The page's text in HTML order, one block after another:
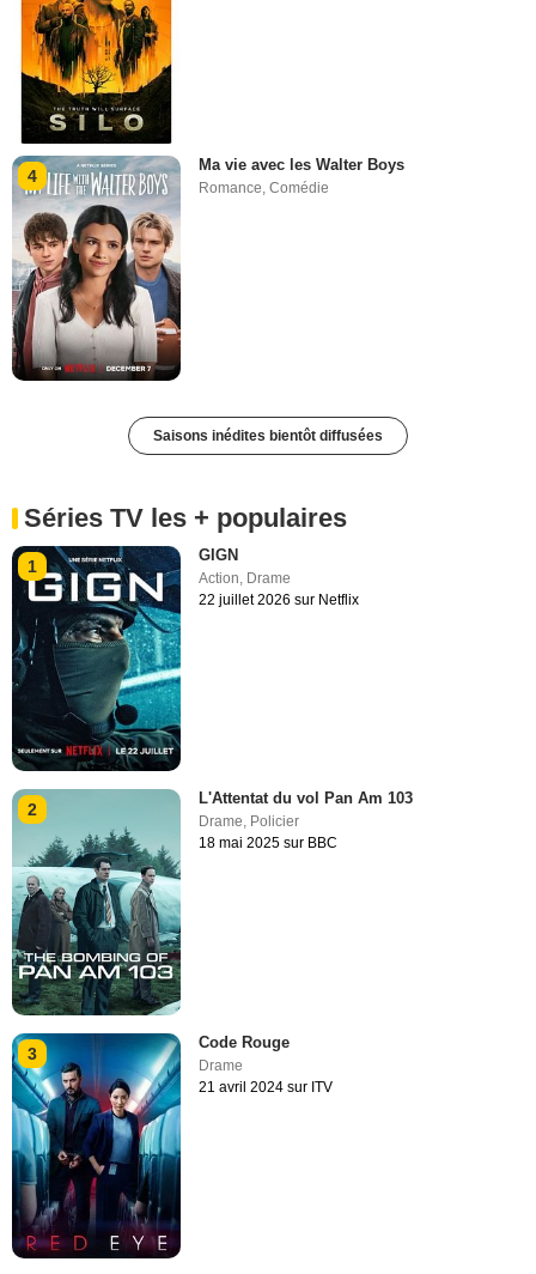
4
Ma vie avec les Walter Boys
Romance ,Comédie
Saisons inédites bientôt diffusées
Séries TV les + populaires
1
GIGN
Action, Drame
22 juillet 2026 sur Netflix
2
L'Attentat du vol Pan Am 103
Drame, Policier
18 mai 2025 sur BBC
3
Code Rouge
Drame
21 avril 2024 sur ITV